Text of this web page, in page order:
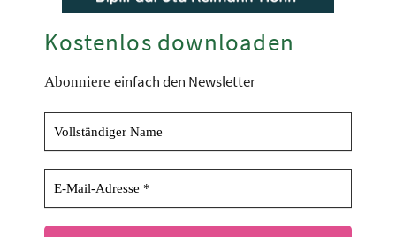
Kostenlos downloaden
Abonniere einfach den Newsletter